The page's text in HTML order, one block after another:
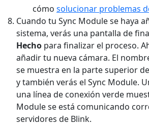
cómo solucionar problemas
Cuando tu Sync Module se haya
sistema, verás una pantalla de
Hecho para finalizar el proceso.
añadir tu nueva cámara. El
se muestra en la parte superior
y también verás el Sync Module.
una línea de conexión verde
Module se está comunicando
servidores de Blink.